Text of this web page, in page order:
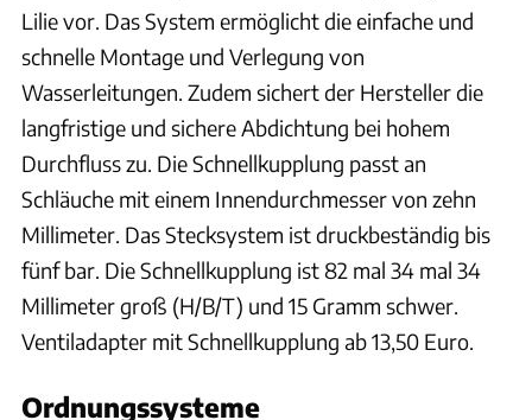
Lilie vor. Das System ermöglicht die einfache und
schnelle Montage und Verlegung von
Wasserleitungen. Zudem sichert der Hersteller die
langfristige und sichere Abdichtung bei hohem
Durchfluss zu. Die Schnellkupplung passt an
Schläuche mit einem Innendurchmesser von zehn
Millimeter. Das Stecksystem ist druckbeständig bis
fünf bar. Die Schnellkupplung ist 82 mal 34 mal 34
Millimeter groß (H/B/T) und 15 Gramm schwer.
Ventiladapter mit Schnellkupplung ab 13,50 Euro.
Ordnungssysteme